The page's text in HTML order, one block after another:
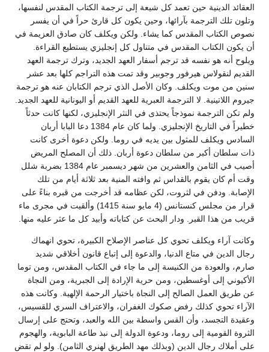
العقائد الدينية حين تعمد كل شيعة إلى ترجمة الكتاب المقدس لنفسها،
وتلون تلك الترجمة بآرائها، وحين يكون كل قارئ حراً في أن يفسر
نصوص الكتاب المقدس كما يشاء. ولكن ويكلف كان صادق العزيمة في
أن يكون الكتاب المقدس في متناول كل إنجليزي يستطيع القراءة.
ويلوح أنه هو نفسه قد ترجم أسفار العهد الجديد، وترك ترجمة العهد
القديم لنقولاس هيرفور وجوبير وقد تمت هذه التراجم كلها بعد عشر
سنين من موت ويكلف. وكان الأصل الذي ترجم الكتابان عنه هو ترجمة
جيروم اللاتينية. لا الترجمة العبرية للعهد القديم أو اليونانية للعهد الجديد.
ولم تكن الترجمة نموذجاً يحتذى في النثر الإنجليزي، لكنها كانت حدثاً
خطيراً في التاريخ الإنجليزي. ولما كان عام 1384 دعا البابا أربان
السادس ويكلف للمثول بين يديه في روما. ولكن دعوة أخرى كانت
ذات سلطان أكبر من سلطان دعوة أربان. ذلك أن المصلح المريض
أصيب في الثامن والعشرين من شهر ديسمبر عام 1384 بضربة شلل
وقت أم كان يقوم بالقداس ثم وافته المنية بعد ثلاثة أيام من تلك
الإصابة. ودفن في لثروت، لكن عظامه قد أخرجت من قبره بناءً على
قرار من مجلس كنستانس (4 مايو سنة 1415) وألقيت في مجرى ماء
قريب من هذا القبر. ودار البحث عن كتاباته وأبيد كل ما عثر عليه منها.
وكانت آراء ويكلف تحوي كل عناصر الإصلاح الكبيرة، تحوي انهماك
رجال الدين في متاع الدنيا، والدعوة إلى إتباع قانون أخلاقي شديد
صارم، والعودة من الكنيسة إلى ما جاء في الكتاب المقدس، ومن توما
الأكيوني إلى أوغسطين، ومن حرية الإرادة إلى الجبرية، ومن النجاة
عن طريق العمل الصالح إلى النجاة باختيار الرحمة الإلهية. وكانت هذه
الآراء تحوي كذلك رفض صكوك الغفران، والاعتراف السري للقسيس،
وعقيدة التجسد، وأن القس واسطة بين الله والعبد، وتحتج على إرسال
الثروة القومية إلى روما، ودعوة الدولة إلى نبذ طاعة البابوية، والهجوم
على أملاك رجال الدين (وبذلك مهد الطريق لهنري الثامن). ولو لم تقض